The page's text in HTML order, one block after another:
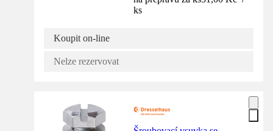
ks
Koupit on-line
Nelze rezervovat